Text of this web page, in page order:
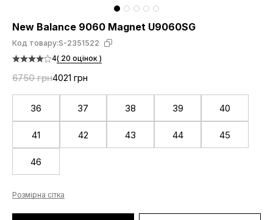
New Balance 9060 Magnet U9060SG
Код товару:S-2351522
4( 20 оцінок )
6750 грн4021 грн
36 37 38 39 40
41 42 43 44 45
46
Розмірна сітка